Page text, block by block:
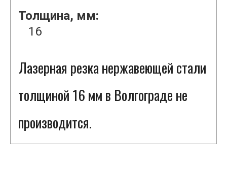
Толщина, мм:
16
Лазерная резка нержавеющей стали
толщиной 16 мм в Волгограде не
производится.